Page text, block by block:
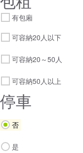
有包廂
可容納20人以下
可容納20～50人
可容納50人以上
停車
否
是